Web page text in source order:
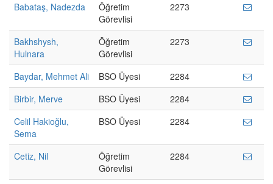
Babataş, Nadezda
Öğretim
Görevlisi
2273
Bakhshysh,
Hulnara
Öğretim
Görevlisi
2273
Baydar, Mehmet Ali BSO Üyesi
2284
Birbir, Merve
BSO Üyesi
2284
Celil Hakioğlu,
Sema
BSO Üyesi 2284
Cetiz, Nil
Öğretim
Görevlisi
2284